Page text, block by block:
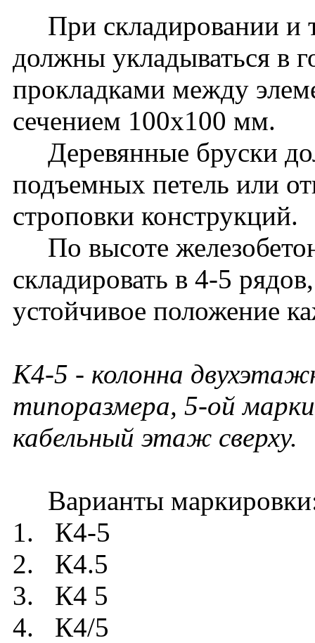
При складировании и
должны укладываться в
прокладками между
сечением 100x100 мм.
Деревянные бруски
подъемных петель или
строповки конструкций.
По высоте
складировать в 4-5
устойчивое положение
К4-5 - колонна
типоразмера, 5-ой
кабельный этаж сверху.
Варианты
1. К4-5
2. К4.5
3. К4 5
4. К4/5